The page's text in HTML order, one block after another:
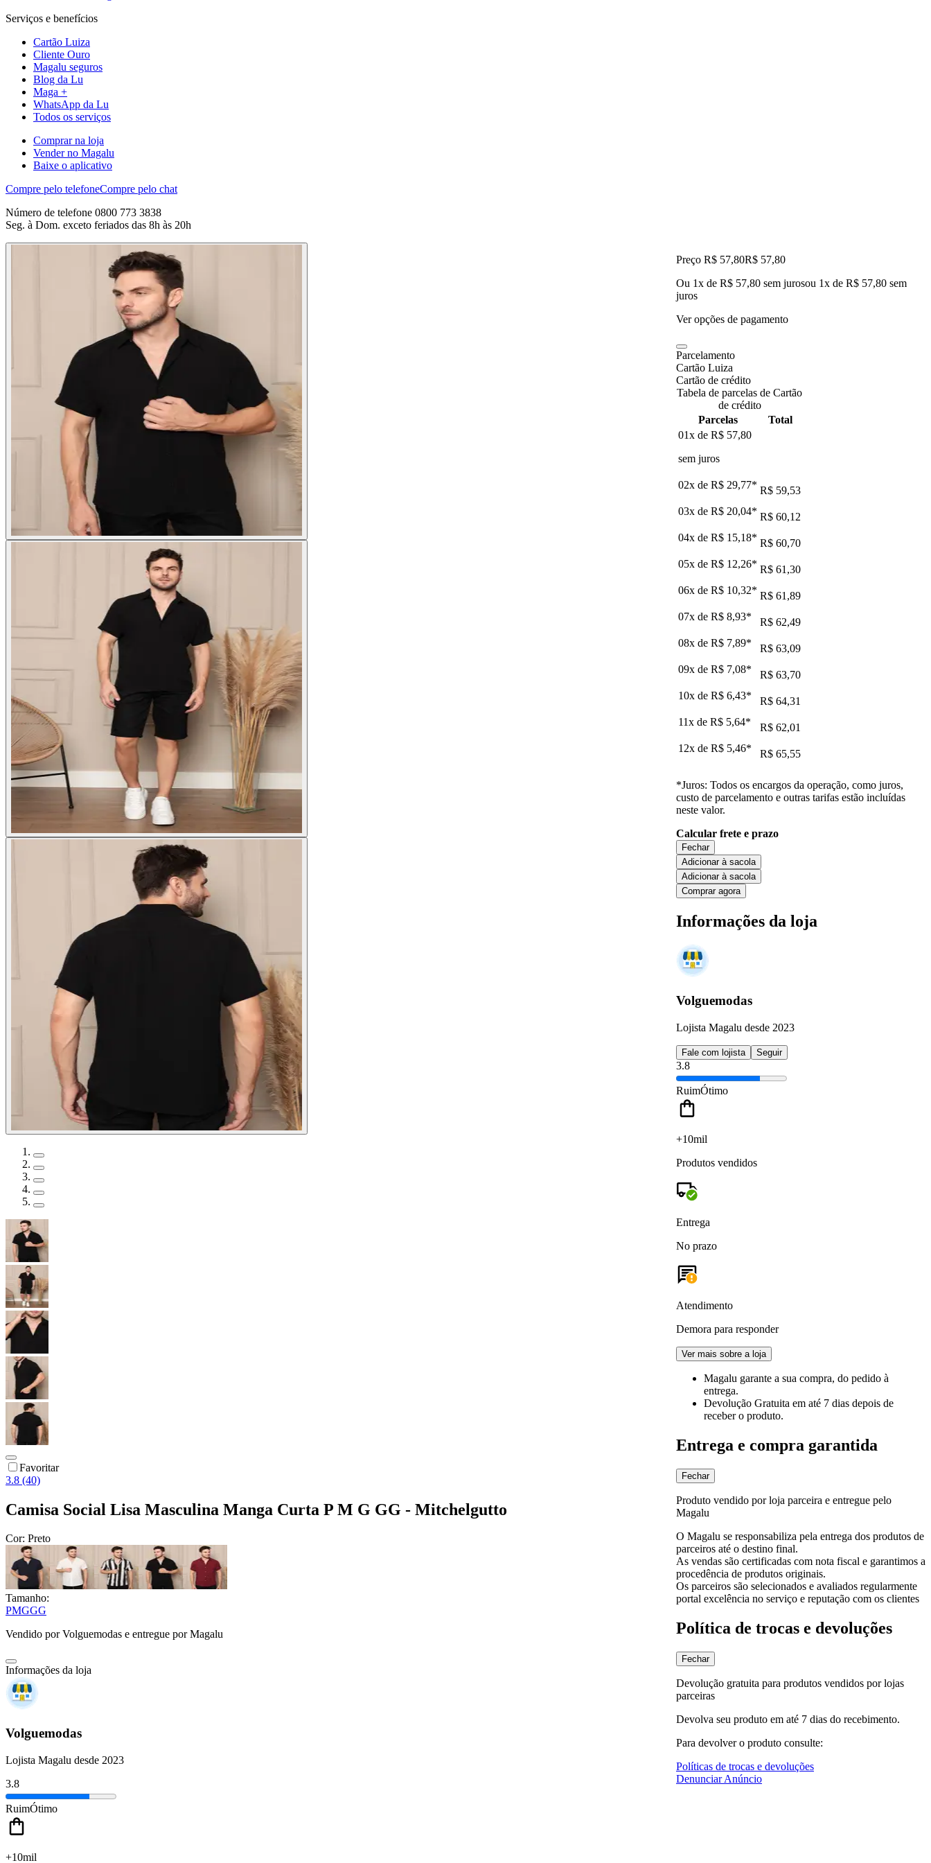
Serviços e benefícios
Cartão Luiza
Cliente Ouro
Magalu seguros
Blog da Lu
Maga +
WhatsApp da Lu
Todos os serviços
Comprar na loja
Vender no Magalu
Baixe o aplicativo
Compre pelo telefoneCompre pelo chat
Número de telefone 0800 773 3838
Seg. à Dom. exceto feriados das 8h às 20h
Favoritar
3.8 (40)
Camisa Social Lisa Masculina Manga Curta P M G GG - Mitchelgutto
Cor: Preto
Tamanho:
PMGGG
Vendido porVolguemodas e entregue por Magalu
Informações da loja
Volguemodas
Lojista Magalu desde 2023
3.8
RuimÓtimo
+10mil
Preço R$ 57,80R$ 57,80
Ou 1x de R$ 57,80 sem jurosou 1x de R$ 57,80 sem
juros
Ver opções de pagamento
Parcelamento
Cartão Luiza
Cartão de crédito
Tabela de parcelas de Cartão
de crédito
Parcelas
Total
01x de R$ 57,80
sem juros
02x de R$ 29,77* R$ 59,53
03x de R$ 20,04* R$ 60,12
04x de R$ 15,18* R$ 60,70
05x de R$ 12,26* R$ 61,30
06x de R$ 10,32* R$ 61,89
07x de R$ 8,93*
R$ 62,49
08x de R$ 7,89*
R$ 63,09
09x de R$ 7,08*
R$ 63,70
10x de R$ 6,43*
R$ 64,31
11x de R$ 5,64*
R$ 62,01
12x de R$ 5,46* R$ 65,55
*Juros: Todos os encargos da operação, como juros,
custo de parcelamento e outras tarifas estão incluídas
neste valor.
Calcular frete e prazo
Fechar
Adicionar à sacola
Adicionar à sacola
Comprar agora
Informações da loja
Volguemodas
Lojista Magalu desde 2023
Fale com lojista Seguir
3.8
RuimÓtimo
+10mil
Produtos vendidos
Entrega
No prazo
Atendimento
Demora para responder
Ver mais sobre a loja
Magalu garante a sua compra, do pedido à
entrega.
Devolução Gratuita em até 7 dias depois de
receber o produto.
Entrega e compra garantida
Fechar
Produto vendido por loja parceira e entregue pelo
Magalu
O Magalu se responsabiliza pela entrega dos produtos de
parceiros até o destino final.
As vendas são certificadas com nota fiscal e garantimos a
procedência de produtos originais.
Os parceiros são selecionados e avaliados regularmente
portal excelência no serviço e reputação com os clientes
Política de trocas e devoluções
Fechar
Devolução gratuita para produtos vendidos por lojas
parceiras
Devolva seu produto em até 7 dias do recebimento.
Para devolver o produto consulte:
Políticas de trocas e devoluções
Denunciar Anúncio